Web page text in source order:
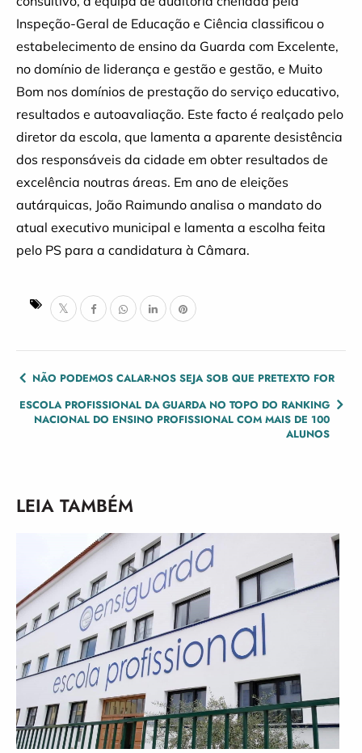
Inspeção-Geral de Educação e Ciência classificou o
estabelecimento de ensino da Guarda com Excelente,
no domínio de liderança e gestão e gestão, e Muito
Bom nos domínios de prestação do serviço educativo,
resultados e autoavaliação. Este facto é realçado pelo
diretor da escola, que lamenta a aparente desistência
dos responsáveis da cidade em obter resultados de
excelência noutras áreas. Em ano de eleições
autárquicas, João Raimundo analisa o mandato do
atual executivo municipal e lamenta a escolha feita
pelo PS para a candidatura à Câmara.
POST
NAVIGATION
NÃO PODEMOS CALAR-NOS SEJA SOB QUE PRETEXTO FOR
ESCOLA PROFISSIONAL DA GUARDA NO TOPO DO RANKING
NACIONAL DO ENSINO PROFISSIONAL COM MAIS DE 100
ALUNOS
LEIA TAMBÉM